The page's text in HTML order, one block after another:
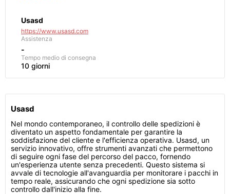
Usasd
https://www.usasd.com
Assistenza
-
Tempo medio di consegna
10 giorni
Usasd
Nel mondo contemporaneo, il controllo delle spedizioni è
diventato un aspetto fondamentale per garantire la
soddisfazione del cliente e l'efficienza operativa. Usasd, un
servizio innovativo, offre strumenti avanzati che permettono
di seguire ogni fase del percorso del pacco, fornendo
un'esperienza utente senza precedenti. Questo sistema si
avvale di tecnologie all'avanguardia per monitorare i pacchi in
tempo reale, assicurando che ogni spedizione sia sotto
controllo dall'inizio alla fine.